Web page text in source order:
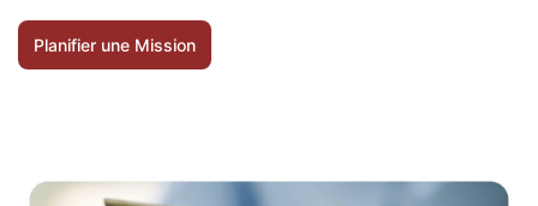
Planifier une Mission